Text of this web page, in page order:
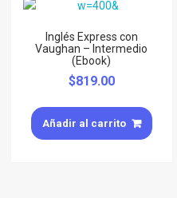
Inglés Express con
Vaughan – Intermedio
(Ebook)
$819.00
Añadir al carrito